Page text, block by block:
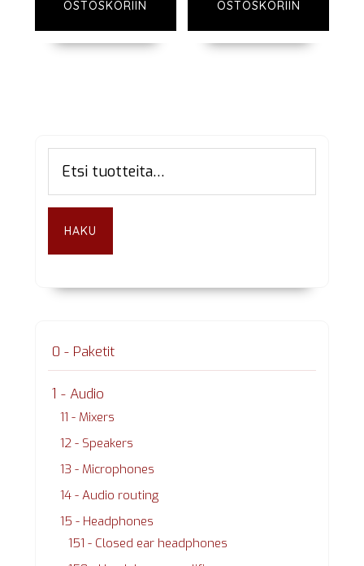
OSTOSKORIIN
OSTOSKORIIN
Ensisijainen
sivupalkki
HAKU
0 - Paketit
1 - Audio
11 - Mixers
12 - Speakers
13 - Microphones
14 - Audio routing
15 - Headphones
151 - Closed ear headphones